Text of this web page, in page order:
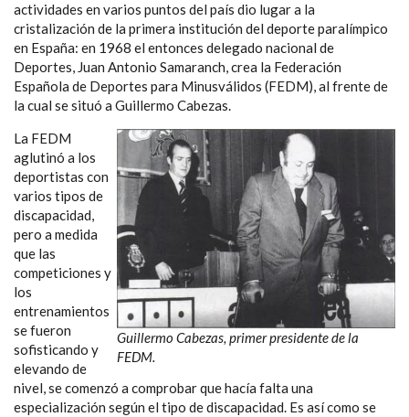
actividades en varios puntos del país dio lugar a la
cristalización de la primera institución del deporte paralímpico
en España: en 1968 el entonces delegado nacional de
Deportes, Juan Antonio Samaranch, crea la Federación
Española de Deportes para Minusválidos (FEDM), al frente de
la cual se situó a Guillermo Cabezas.
Guillermo Cabezas, primer presidente de la
FEDM.
La FEDM
aglutinó a los
deportistas con
varios tipos de
discapacidad,
pero a medida
que las
competiciones y
los
entrenamientos
se fueron
sofisticando y
elevando de
nivel, se comenzó a comprobar que hacía falta una
especialización según el tipo de discapacidad. Es así como se